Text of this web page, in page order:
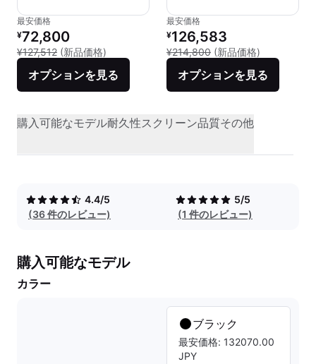
最安価格
リファービッシュ品の価格：
¥72,800
¥127,512 (新品価格) 新品との比較：¥127,512
オプションを見る
最安価格
リファービッシュ品の価格：
¥126,583
¥214,800 (新品価格)
オプションを見る
購入可能なモデル耐久性スクリーン品質その他
4.4/5
(36 件のレビュー)
5/5
(1 件のレビュー)
購入可能なモデル
カラー
ブラック
最安価格: 132070.00
JPY